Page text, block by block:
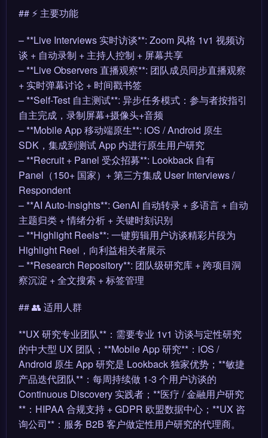
## ⚡ 主要功能
– **Live Interviews 实时访谈**: Zoom 风格 1v1 视频访
谈 + 自动录制 + 主持人控制 + 屏幕共享
– **Live Observers 直播观察**: 团队成员同步直播观察
+ 实时弹幕讨论 + 时间戳书签
– **Self-Test 自主测试**: 异步任务模式：参与者按指引
自主完成，录制屏幕+摄像头+音频
– **Mobile App 移动端原生**: iOS / Android 原生
SDK，集成到测试 App 内进行原生用户研究
– **Recruit + Panel 受众招募**: Lookback 自有
Panel（150+ 国家）+ 第三方集成 User Interviews /
Respondent
– **AI Auto-Insights**: GenAI 自动转录 + 多语言 + 自动
主题归类 + 情绪分析 + 关键时刻识别
– **Highlight Reels**: 一键剪辑用户访谈精彩片段为
Highlight Reel，向利益相关者展示
– **Research Repository**: 团队级研究库 + 跨项目洞
察沉淀 + 全文搜索 + 标签管理
## 👥 适用人群
**UX 研究专业团队**：需要专业 1v1 访谈与定性研究
的中大型 UX 团队；**Mobile App 研究**：iOS /
Android 原生 App 研究是 Lookback 独家优势；**敏捷
产品迭代团队**：每周持续做 1-3 个用户访谈的
Continuous Discovery 实践者；**医疗 / 金融用户研究
**：HIPAA 合规支持 + GDPR 欧盟数据中心；**UX 咨
询公司**：服务 B2B 客户做定性用户研究的代理商。